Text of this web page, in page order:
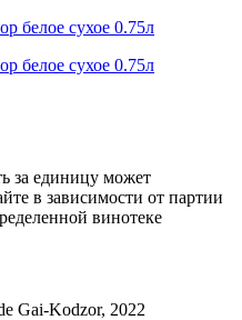
за единицу может
в зависимости от партии
винотеке
Gai-Kodzor, 2022